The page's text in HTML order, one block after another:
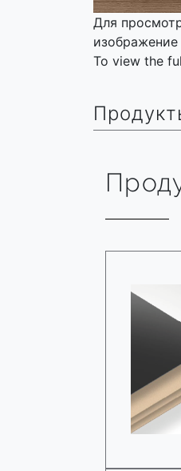
Для
изображение
To view the